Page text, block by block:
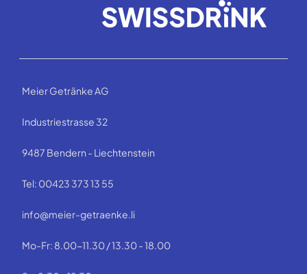
Meier Getränke AG
Industriestrasse 32
9487 Bendern - Liechtenstein
Tel: 00423 373 13 55
info@meier-getraenke.li
Mo-Fr: 8.00-11.30 / 13.30 - 18.00